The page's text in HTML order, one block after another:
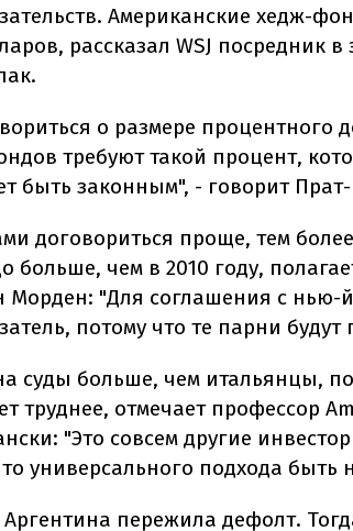
Американские хедж-
рассказал WSJ посредник в
о размере процентного
требуют такой процент,
быть законным", - говорит Прат-
договориться проще, тем
чем в 2010 году,
Морден: "Для соглашения с нью-
потому что те парни будут
суды больше, чем итальянцы,
труднее, отмечает профессор
"Это совсем другие
универсального подхода быть
Аргентина пережила дефолт.